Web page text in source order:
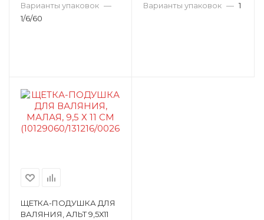
Варианты упаковок —
1/6/60
Варианты упаковок — 1
ЩЕТКА-ПОДУШКА ДЛЯ
ВАЛЯНИЯ, АЛЬТ 9,5Х11